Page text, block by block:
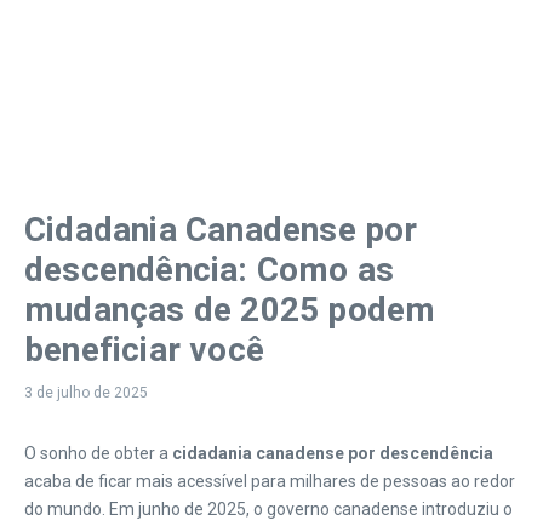
Cidadania Canadense por
descendência: Como as
mudanças de 2025 podem
beneficiar você
3 de julho de 2025
O sonho de obter a cidadania canadense por descendência
acaba de ficar mais acessível para milhares de pessoas ao redor
do mundo. Em junho de 2025, o governo canadense introduziu o